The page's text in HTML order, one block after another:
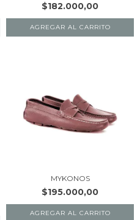
$182.000,00
AGREGAR AL CARRITO
MYKONOS
$195.000,00
AGREGAR AL CARRITO